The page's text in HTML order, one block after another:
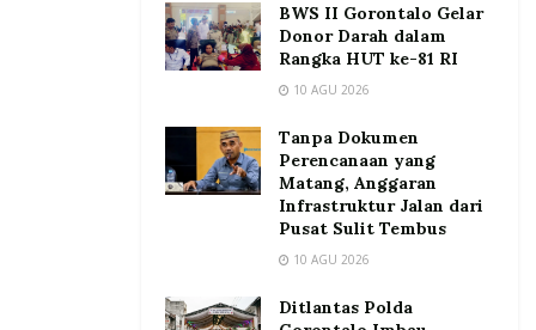
BWS II Gorontalo Gelar
Donor Darah dalam
Rangka HUT ke-81 RI
10 AGU 2026
Tanpa Dokumen
Perencanaan yang
Matang, Anggaran
Infrastruktur Jalan dari
Pusat Sulit Tembus
10 AGU 2026
Ditlantas Polda